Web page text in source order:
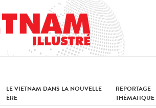
LE VIETNAM DANS LA NOUVELLE
ÈRE
REPORTAGE
THÉMATIQUE